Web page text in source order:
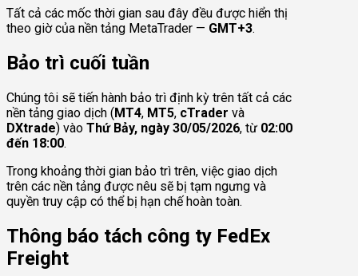
Tất cả các mốc thời gian sau đây đều được hiển thị
theo giờ của nền tảng MetaTrader — GMT+3.
Bảo trì cuối tuần
Chúng tôi sẽ tiến hành bảo trì định kỳ trên tất cả các
nền tảng giao dịch ( MT4, MT5, cTrader và
DXtrade) vào Thứ Bảy, ngày 30/05/2026, từ 02:00
đến 18:00.
Trong khoảng thời gian bảo trì trên, việc giao dịch
trên các nền tảng được nêu sẽ bị tạm ngưng và
quyền truy cập có thể bị hạn chế hoàn toàn.
Thông báo tách công ty FedEx
Freight